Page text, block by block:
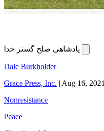
Dale Burkholder
Grace Press, Inc. | Aug 16, 2021
Nonresistance
Peace